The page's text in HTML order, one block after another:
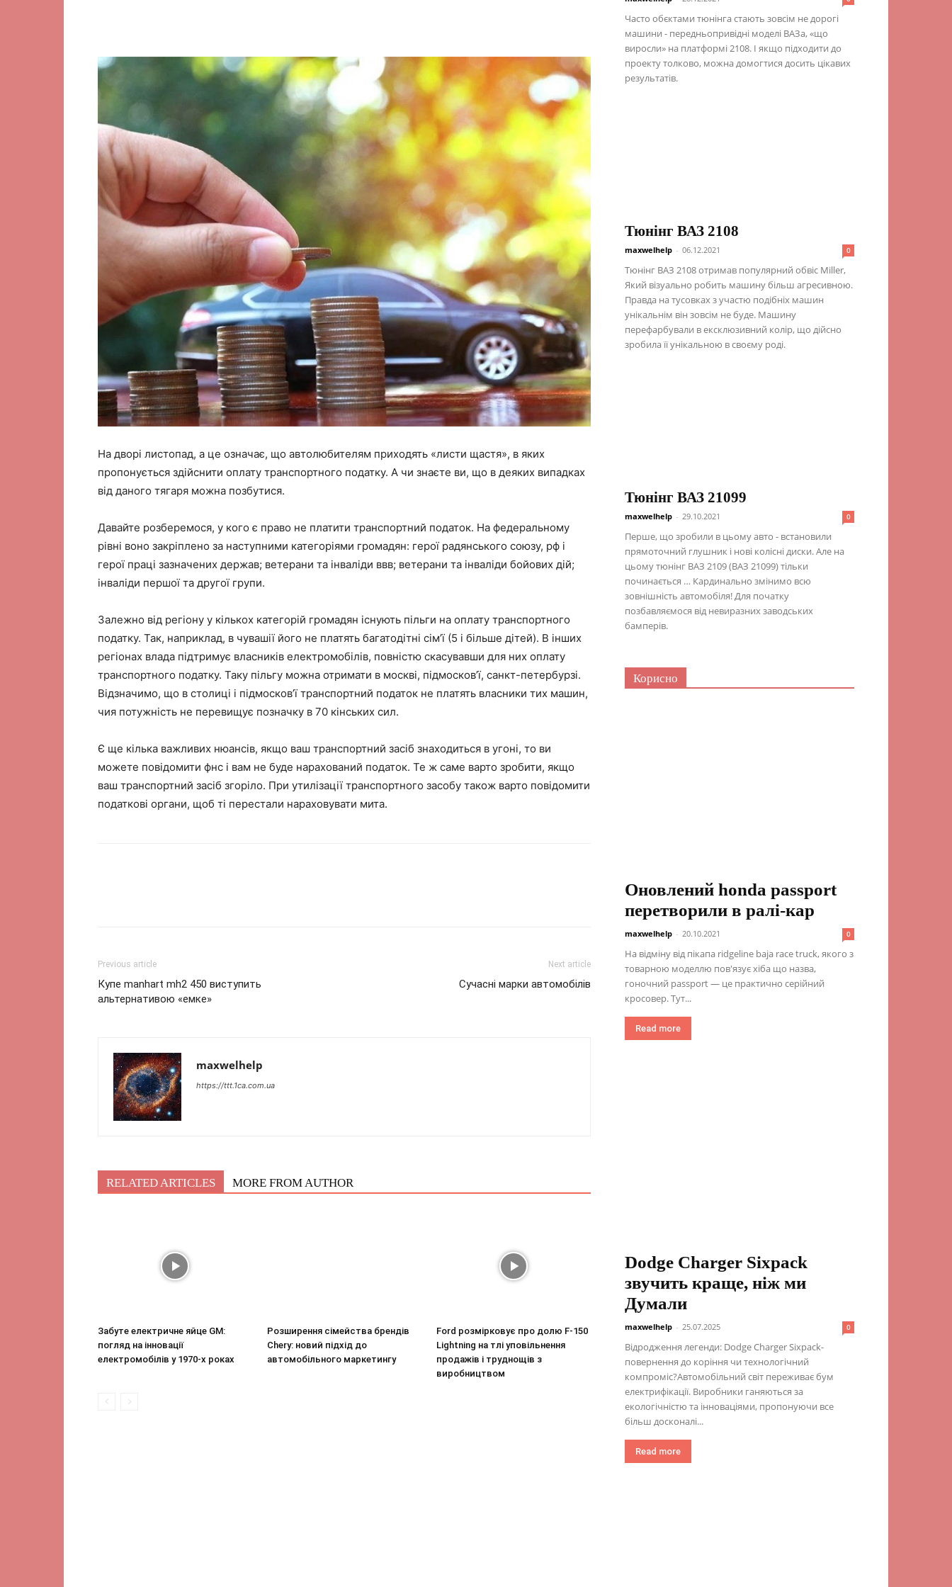
На дворі листопад, а це означає, що автолюбителям приходять «листи щастя», в яких
пропонується здійснити оплату транспортного податку. А чи знаєте ви, що в деяких випадках
від даного тягаря можна позбутися.
Давайте розберемося, у кого є право не платити транспортний податок. На федеральному
рівні воно закріплено за наступними категоріями громадян: герої радянського союзу, рф і
герої праці зазначених держав; ветерани та інваліди ввв; ветерани та інваліди бойових дій;
інваліди першої та другої групи.
Залежно від регіону у кількох категорій громадян існують пільги на оплату транспортного
податку. Так, наприклад, в чувашії його не платять багатодітні сім’ї (5 і більше дітей). В інших
регіонах влада підтримує власників електромобілів, повністю скасувавши для них оплату
транспортного податку. Таку пільгу можна отримати в москві, підмосков’ї, санкт-петербурзі.
Відзначимо, що в столиці і підмосков’ї транспортний податок не платять власники тих машин,
чия потужність не перевищує позначку в 70 кінських сил.
Є ще кілька важливих нюансів, якщо ваш транспортний засіб знаходиться в угоні, то ви
можете повідомити фнс і вам не буде нарахований податок. Те ж саме варто зробити, якщо
ваш транспортний засіб згоріло. При утилізації транспортного засобу також варто повідомити
податкові органи, щоб ті перестали нараховувати мита.
Previous article
Купе manhart mh2 450 виступить
альтернативою «емке»
Next article
Сучасні марки автомобілів
maxwelhelp
https://ttt.1ca.com.ua
RELATED ARTICLES MORE FROM AUTHOR
Забуте електричне яйце GM:
погляд на інновації
електромобілів у 1970-х роках
Розширення сімейства брендів
Chery: новий підхід до
автомобільного маркетингу
Ford розмірковує про долю F-150
Lightning на тлі уповільнення
продажів і труднощів з
виробництвом
Часто обєктами тюнінга стають зовсім не дорогі
машини - передньопривідні моделі ВАЗа, «що
виросли» на платформі 2108. І якщо підходити до
проекту толково, можна домогтися досить цікавих
результатів.
Тюнінг ВАЗ 2108
maxwelhelp - 06.12.2021 0
Тюнінг ВАЗ 2108 отримав популярний обвіс Miller,
Який візуально робить машину більш агресивною.
Правда на тусовках з участю подібніх машин
унікальнім він зовсім не буде. Машину
перефарбували в ексклюзивний колір, що дійсно
зробила її унікальною в своєму роді.
Тюнінг ВАЗ 21099
maxwelhelp - 29.10.2021 0
Перше, що зробили в цьому авто - встановили
прямоточний глушник і нові колісні диски. Але на
цьому тюнінг ВАЗ 2109 (ВАЗ 21099) тільки
починається … Кардинально змінимо всю
зовнішність автомобіля! Для початку
позбавляємося від невиразних заводських
бамперів.
Корисно
Оновлений honda passport
перетворили в ралі-кар
maxwelhelp - 20.10.2021 0
На відміну від пікапа ridgeline baja race truck, якого з
товарною моделлю пов'язує хіба що назва,
гоночний passport — це практично серійний
кросовер. Тут...
Read more
Dodge Charger Sixpack
звучить краще, ніж ми
Думали
maxwelhelp - 25.07.2025 0
Відродження легенди: Dodge Charger Sixpack-
повернення до коріння чи технологічний
компроміс?Автомобільний світ переживає бум
електрифікації. Виробники ганяються за
екологічністю та інноваціями, пропонуючи все
більш досконалі...
Read more